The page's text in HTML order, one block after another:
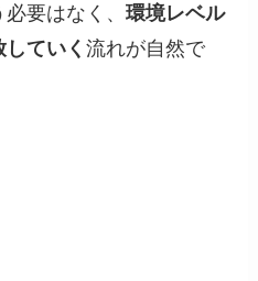
必要はなく、環境レベル
していく流れが自然で